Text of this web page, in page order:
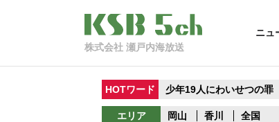
株式会社 瀬戸内海放送
ニュ
HOTワード 少年19人にわいせつの罪
エリア 岡山 香川 全国